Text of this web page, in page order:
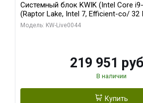
Системный блок KWIK (Intel Core
(Raptor Lake, Intel 7, Efficient-co/
модуля)/ Gigabyte RTX5070Ti AERO
Модель: KW-Live0044
219 951
В наличии
Купить